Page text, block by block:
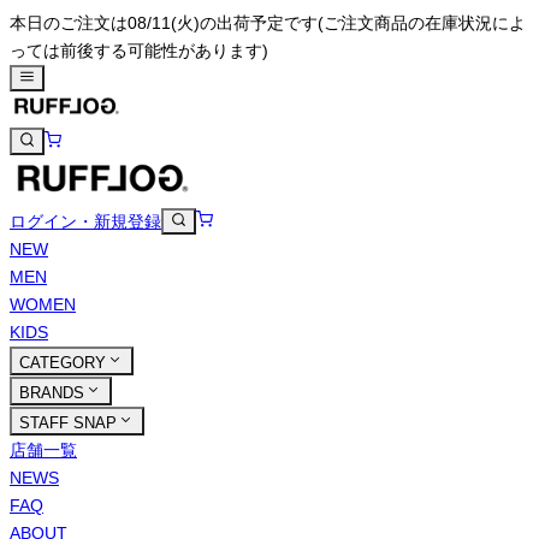
本日のご注文は08/11(火)の出荷予定です(ご注文商品の在庫状況によ
っては前後する可能性があります)
ログイン・新規登録
NEW
MEN
WOMEN
KIDS
CATEGORY
BRANDS
STAFF SNAP
店舗一覧
NEWS
FAQ
ABOUT